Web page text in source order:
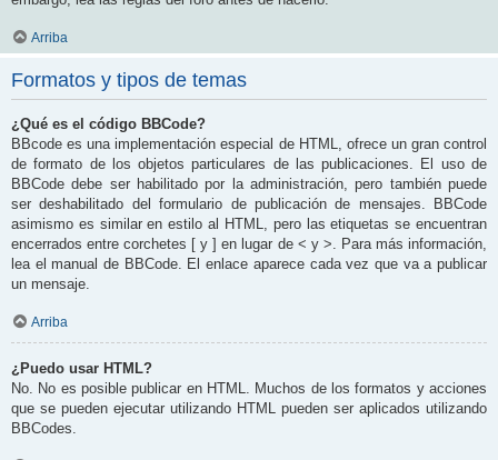
Arriba
Formatos y tipos de temas
¿Qué es el código BBCode?
BBcode es una implementación especial de HTML, ofrece un gran control
de formato de los objetos particulares de las publicaciones. El uso de
BBCode debe ser habilitado por la administración, pero también puede
ser deshabilitado del formulario de publicación de mensajes. BBCode
asimismo es similar en estilo al HTML, pero las etiquetas se encuentran
encerrados entre corchetes [ y ] en lugar de < y >. Para más información,
lea el manual de BBCode. El enlace aparece cada vez que va a publicar
un mensaje.
Arriba
¿Puedo usar HTML?
No. No es posible publicar en HTML. Muchos de los formatos y acciones
que se pueden ejecutar utilizando HTML pueden ser aplicados utilizando
BBCodes.